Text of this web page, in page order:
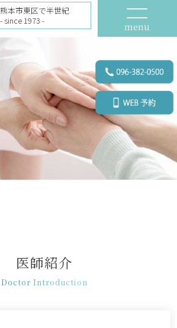
menu
熊本市東区で半世紀
- since 1973 -
医師紹介
Doctor Introduction